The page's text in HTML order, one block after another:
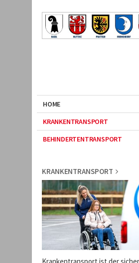
HOME
KRANKENTRANSPORT
BEHINDERTENTRANSPORT
KRANKENTRANSPORT